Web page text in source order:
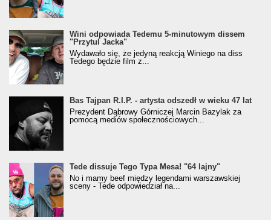
Wini odpowiada Tedemu 5-minutowym dissem
"Przytul Jacka"
Wydawało się, że jedyną reakcją Winiego na diss
Tedego będzie film z...
Bas Tajpan R.I.P. - artysta odszedł w wieku 47 lat
Prezydent Dąbrowy Górniczej Marcin Bazylak za
pomocą mediów społecznościowych...
Tede dissuje Tego Typa Mesa! "64 lajny"
No i mamy beef między legendami warszawskiej
sceny - Tede odpowiedział na...